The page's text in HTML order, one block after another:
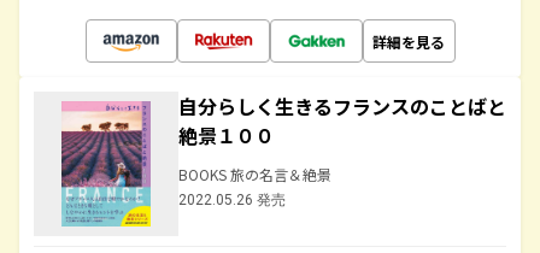
詳細を見る
自分らしく生きるフランスのことばと
絶景１００
BOOKS 旅の名言＆絶景
2022.05.26 発売